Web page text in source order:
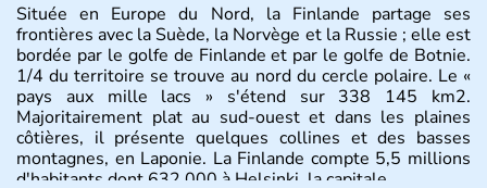
Située en Europe du Nord, la Finlande partage ses
frontières avec la Suède, la Norvège et la Russie ; elle est
bordée par le golfe de Finlande et par le golfe de Botnie.
1/4 du territoire se trouve au nord du cercle polaire. Le «
pays aux mille lacs » s'étend sur 338 145 km2.
Majoritairement plat au sud-ouest et dans les plaines
côtières, il présente quelques collines et des basses
montagnes, en Laponie. La Finlande compte 5,5 millions
d'habitants dont 632 000 à Helsinki, la capitale.